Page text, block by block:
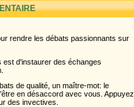
rendre les débats passionnants sur
est d'instaurer des échanges
de qualité, un maître-mot: le
en désaccord avec vous. Appuyez
des invectives.